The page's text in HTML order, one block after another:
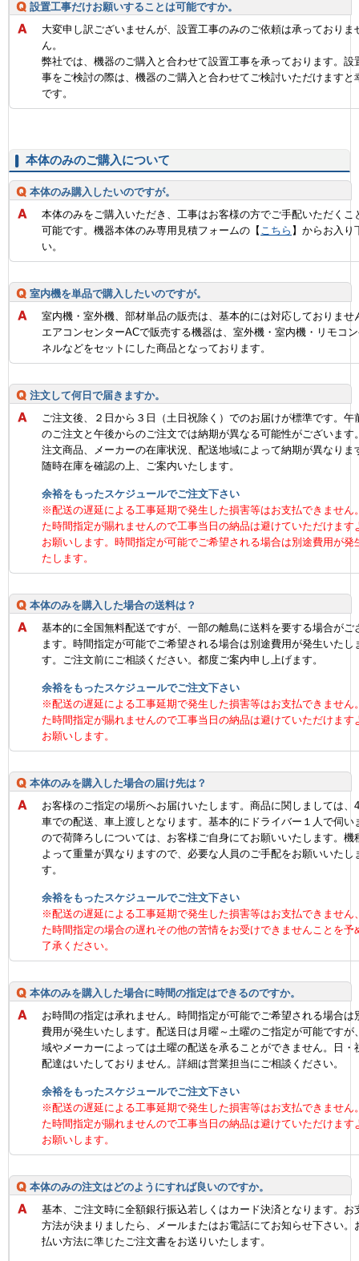
設置工事だけお願いすることは可能ですか。
大変申し訳ございませんが、設置工事のみのご依頼は承っておりま
ん。
弊社では、機器のご購入と合わせて設置工事を承っております。設
事をご検討の際は、機器のご購入と合わせてご検討いただけますと
です。
本体のみのご購入について
本体のみ購入したいのですが。
本体のみをご購入いただき、工事はお客様の方でご手配いただくこ
可能です。機器本体のみ専用見積フォームの【 こちら 】からお入り
い。
室内機を単品で購入したいのですが。
室内機・室外機、部材単品の販売は、基本的には対応しておりませ
エアコンセンターACで販売する機器は、室外機・室内機・リモコ
ネルなどをセットにした商品となっております。
注文して何日で届きますか。
ご注文後、２日から３日（土日祝除く）でのお届けが標準です。午
のご注文と午後からのご注文では納期が異なる可能性がございます
注文商品、メーカーの在庫状況、配送地域によって納期が異なりま
随時在庫を確認の上、ご案内いたします。
余裕をもったスケジュールでご注文下さい
※配送の遅延による工事延期で発生した損害等はお支払できません
た時間指定が賜れませんので工事当日の納品は避けていただけます
お願いします。時間指定が可能でご希望される場合は別途費用が発
たします。
本体のみを購入した場合の送料は？
基本的に全国無料配送ですが、一部の離島に送料を要する場合がご
ます。時間指定が可能でご希望される場合は別途費用が発生いたし
す。ご注文前にご相談ください。都度ご案内申し上げます。
余裕をもったスケジュールでご注文下さい
※配送の遅延による工事延期で発生した損害等はお支払できません
た時間指定が賜れませんので工事当日の納品は避けていただけます
お願いします。
本体のみを購入した場合の届け先は？
お客様のご指定の場所へお届けいたします。商品に関しましては、
車での配送、車上渡しとなります。基本的にドライバー１人で伺い
ので荷降ろしについては、お客様ご自身にてお願いいたします。機
よって重量が異なりますので、必要な人員のご手配をお願いいたし
す。
余裕をもったスケジュールでご注文下さい
※配送の遅延による工事延期で発生した損害等はお支払できません
た時間指定の場合の遅れその他の苦情をお受けできませんことを予
了承ください。
本体のみを購入した場合に時間の指定はできるのですか。
お時間の指定は承れません。時間指定が可能でご希望される場合は
費用が発生いたします。配送日は月曜～土曜のご指定が可能ですが
域やメーカーによっては土曜の配送を承ることができません。日・
配達はいたしておりません。詳細は営業担当にご相談ください。
余裕をもったスケジュールでご注文下さい
※配送の遅延による工事延期で発生した損害等はお支払できません
た時間指定が賜れませんので工事当日の納品は避けていただけます
お願いします。
本体のみの注文はどのようにすれば良いのですか。
基本、ご注文時に全額銀行振込若しくはカード決済となります。お
方法が決まりましたら、メールまたはお電話にてお知らせ下さい。
払い方法に準じたご注文書をお送りいたします。